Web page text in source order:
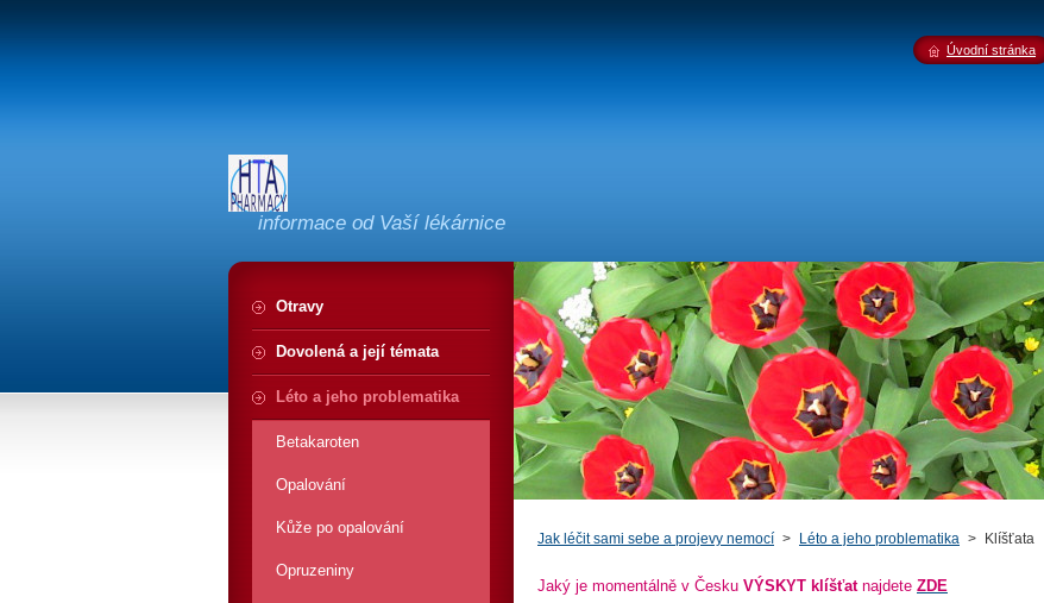
informace od Vaší lékárnice
Jak léčit sami sebe a projevy nemocí > Léto a jeho problematika > Klíšťata
Jaký je momentálně v Česku VÝSKYT klíšťatnajdete ZDE
Otravy
Dovolená a její témata
Léto a jeho problematika
Betakaroten
Opalování
Kůže po opalování
Opruzeniny
Úvodní stránka